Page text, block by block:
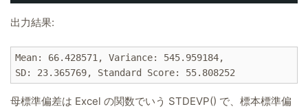
出力結果:
Mean: 66.428571, Variance: 545.959184,
母標準偏差は Excel の関数でいう STDEVP() で、標本標準偏